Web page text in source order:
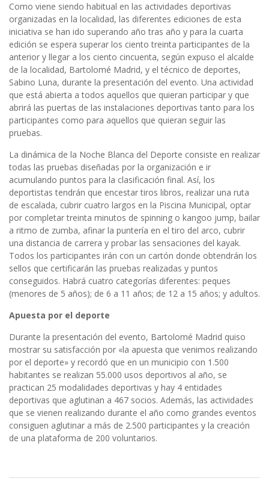
Como viene siendo habitual en las actividades deportivas
organizadas en la localidad, las diferentes ediciones de esta
iniciativa se han ido superando año tras año y para la cuarta
edición se espera superar los ciento treinta participantes de la
anterior y llegar a los ciento cincuenta, según expuso el alcalde
de la localidad, Bartolomé Madrid, y el técnico de deportes,
Sabino Luna, durante la presentación del evento. Una actividad
que está abierta a todos aquellos que quieran participar y que
abrirá las puertas de las instalaciones deportivas tanto para los
participantes como para aquellos que quieran seguir las
pruebas.
La dinámica de la Noche Blanca del Deporte consiste en realizar
todas las pruebas diseñadas por la organización e ir
acumulando puntos para la clasificación final. Así, los
deportistas tendrán que encestar tiros libros, realizar una ruta
de escalada, cubrir cuatro largos en la Piscina Municipal, optar
por completar treinta minutos de spinning o kangoo jump, bailar
a ritmo de zumba, afinar la puntería en el tiro del arco, cubrir
una distancia de carrera y probar las sensaciones del kayak.
Todos los participantes irán con un cartón donde obtendrán los
sellos que certificarán las pruebas realizadas y puntos
conseguidos. Habrá cuatro categorías diferentes: peques
(menores de 5 años); de 6 a 11 años; de 12 a 15 años; y adultos.
Apuesta por el deporte
Durante la presentación del evento, Bartolomé Madrid quiso
mostrar su satisfacción por «la apuesta que venimos realizando
por el deporte» y recordó que en un municipio con 1.500
habitantes se realizan 55.000 usos deportivos al año, se
practican 25 modalidades deportivas y hay 4 entidades
deportivas que aglutinan a 467 socios. Además, las actividades
que se vienen realizando durante el año como grandes eventos
consiguen aglutinar a más de 2.500 participantes y la creación
de una plataforma de 200 voluntarios.